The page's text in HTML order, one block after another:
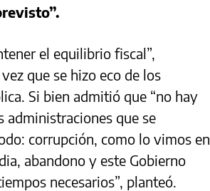
el equilibrio fiscal”,
que se hizo eco de los
Si bien admitió que “no hay
administraciones que se
corrupción, como lo vimos en
abandono y este Gobierno
necesarios”, planteó.